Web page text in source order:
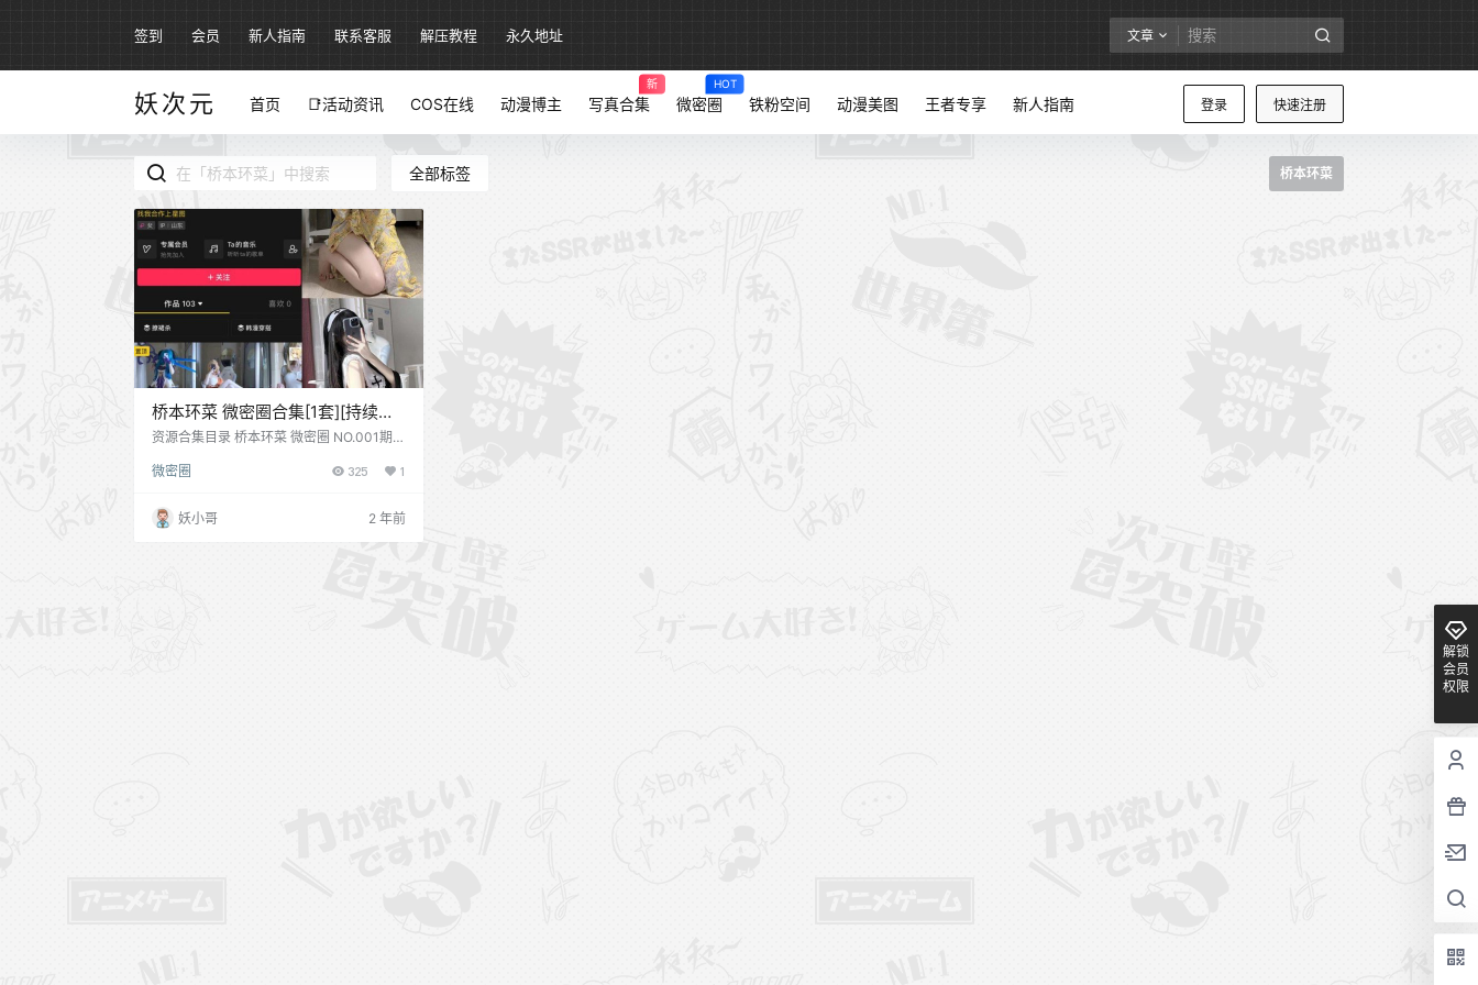
签到 会员 新人指南 联系客服 解压教程 永久地址 文章
妖次元 登录 快速注册
首页 📑活动资讯 COS在线 动漫博主 写真合集
新
微密圈
HOT
铁粉空间 动漫美图 王者专享 新人指南
全部标签 桥本环菜
桥本环菜 微密圈合集[1套][持续更
新]
资源合集目录 桥本环菜 微密圈 NO.001期
微密圈
325 1
妖小哥 2 年前
解锁
会员
权限